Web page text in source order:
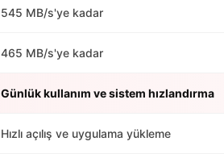
545 MB/s'ye kadar
465 MB/s'ye kadar
Günlük kullanım ve sistem hızlandırma
Hızlı açılış ve uygulama yükleme